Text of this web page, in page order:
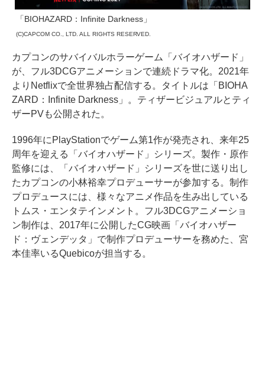
「BIOHAZARD：Infinite Darkness」
(C)CAPCOM CO., LTD. ALL RIGHTS RESERVED.
カプコンのサバイバルホラーゲーム「バイオハザード」
が、フル3DCGアニメーションで連続ドラマ化。2021年
よりNetflixで全世界独占配信する。タイトルは「BIOHA
ZARD：Infinite Darkness」。ティザービジュアルとティ
ザーPVも公開された。
1996年にPlayStationでゲーム第1作が発売され、来年25
周年を迎える「バイオハザード」シリーズ。製作・原作
監修には、「バイオハザード」シリーズを世に送り出し
たカプコンの⼩林裕幸プロデューサーが参加する。制作
プロデュースには、様々なアニメ作品を⽣み出している
トムス・エンタテインメント。フル3DCGアニメーショ
ン制作は、2017年に公開したCG映画「バイオハザー
ド：ヴェンデッタ」で制作プロデューサーを務めた、宮
本佳率いるQuebicoが担当する。